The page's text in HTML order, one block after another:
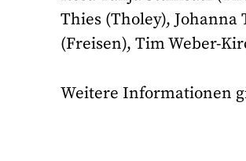
Thies (Tholey), Johanna
(Freisen), Tim Weber-
Weitere Informationen